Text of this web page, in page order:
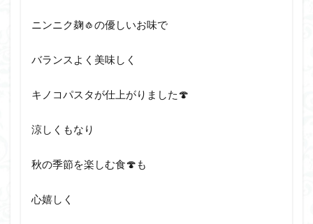
ニンニク麹🧄の優しいお味で
バランスよく美味しく
キノコパスタが仕上がりました🍄
涼しくもなり
秋の季節を楽しむ食🍄も
心嬉しく